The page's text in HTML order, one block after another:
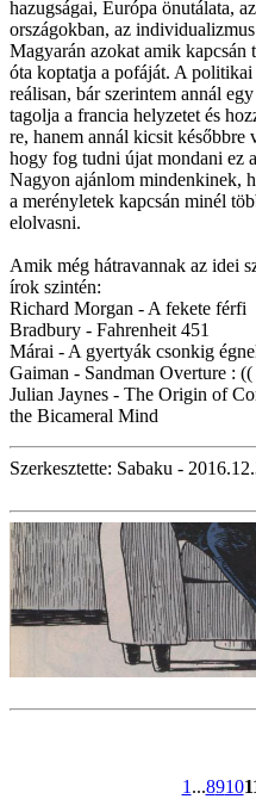
hazugságai, Európa önutálata,
országokban, az
Magyarán azokat amik kapcsán
óta koptatja a pofáját. A
reálisan, bár szerintem annál
tagolja a francia helyzetet és
re, hanem annál kicsit későbbre
hogy fog tudni újat mondani ez
Nagyon ajánlom mindenkinek,
a merényletek kapcsán minél
elolvasni.
Amik még hátravannak az idei
írok szintén:
Richard Morgan - A fekete férfi
Bradbury - Fahrenheit 451
Márai - A gyertyák csonkig
Gaiman - Sandman Overture : ((
Julian Jaynes - The Origin of
the Bicameral Mind
Szerkesztette: Sabaku -
1 ...8910